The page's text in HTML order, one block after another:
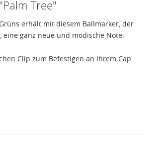
Tree"
erhält mit diesem Ballmarker, der
ganz neue und modische Note.
Clip zum Befestigen an Ihrem Cap